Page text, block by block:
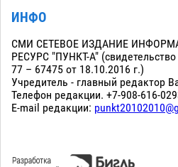
ИНФО
СМИ СЕТЕВОЕ ИЗДАНИЕ
РЕСУРС "ПУНКТ-А"
77 – 67475 от 18.10.2016 г.)
Учредитель - главный редактор
Телефон редакции. +7-908-616-
E-mail редакции: